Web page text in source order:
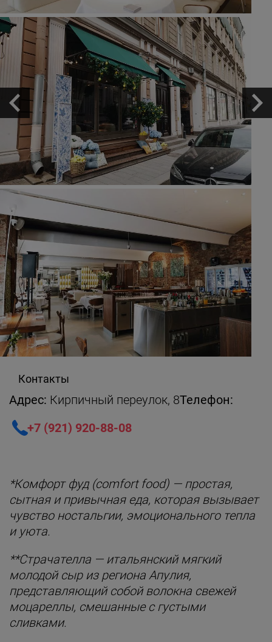
Контакты
Адрес: Кирпичный переулок, 8Телефон:
+7 (921) 920-88-08
*Комфорт фуд (comfort food) — простая,
сытная и привычная еда, которая вызывает
чувство ностальгии, эмоционального тепла
и уюта.
**Страчателла — итальянский мягкий
молодой сыр из региона Апулия,
представляющий собой волокна свежей
моцареллы, смешанные с густыми
сливками.